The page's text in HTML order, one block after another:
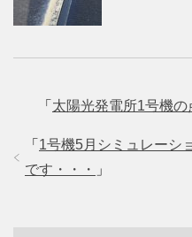
「 太陽光発電所1号機の
「 1号機5月シミュレーシ
です・・・
」